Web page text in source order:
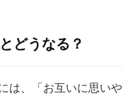
どうなる？
は、「お互いに思いや